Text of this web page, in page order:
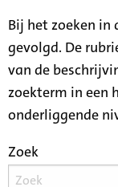
Bij het zoeken
gevolgd. De
van de
zoekterm in een
onderliggende
Zoek